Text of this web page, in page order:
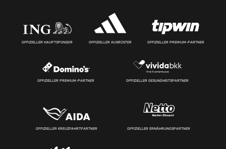
OFFIZIELLER HAUPTSPONSOR OFFIZIELLER AUSRÜSTER OFFIZIELLER PREMIUM-PARTNER
OFFIZIELLER PREMIUM-PARTNER OFFIZIELLER GESUNDHEITSPARTNER
OFFIZIELLER KREUZFAHRTPARTNER OFFIZIELLER ERNÄHRUNGSPARTNER